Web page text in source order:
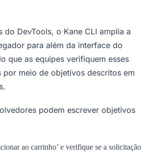
do DevTools, o Kane CLI amplia a
para além da interface do
que as equipes verifiquem esses
por meio de objetivos descritos em
podem escrever objetivos
ao carrinho’ e verifique se a solicitação